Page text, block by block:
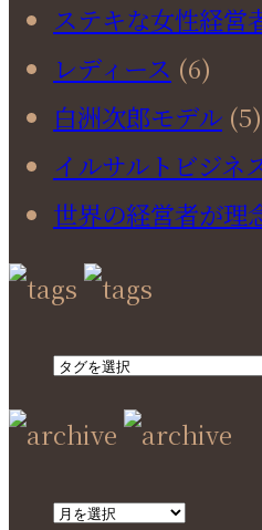
ステキな女性経営
レディース (6)
白洲次郎モデル (5)
イルサルトビジネ
世界の経営者が理